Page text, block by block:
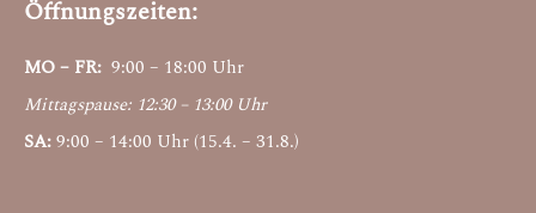
Öffnungszeiten:
MO – FR: 9:00 – 18:00 Uhr
Mittagspause: 12:30 – 13:00 Uhr
SA:9:00 – 14:00 Uhr (15.4. – 31.8.)